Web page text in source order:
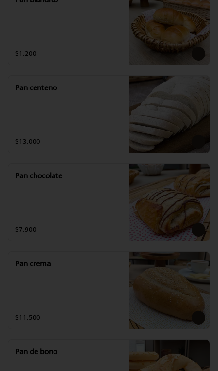
$1.200
Pan centeno
$13.000
Pan chocolate
$7.900
Pan crema
$11.500
Pan de bono